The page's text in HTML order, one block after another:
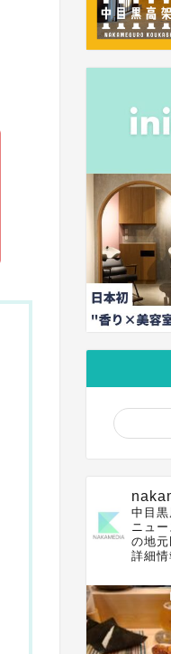
中目
ニュー
の地元
詳細